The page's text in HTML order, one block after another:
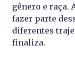
gênero e raça.
fazer parte
diferentes
finaliza.